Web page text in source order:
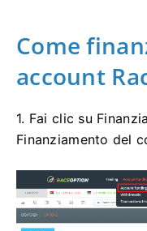
Come
account
1. Fai clic su
Finanziamento del